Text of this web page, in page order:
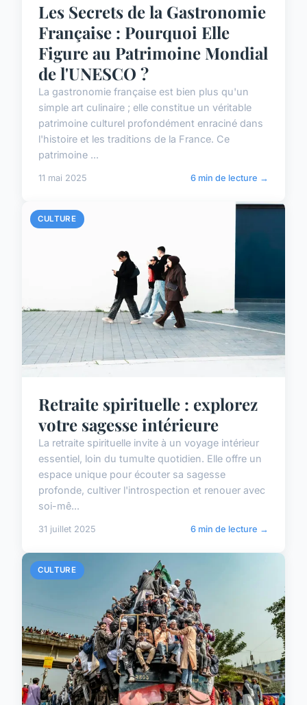
Les Secrets de la Gastronomie
Française : Pourquoi Elle
Figure au Patrimoine Mondial
de l'UNESCO ?
La gastronomie française est bien plus qu'un
simple art culinaire ; elle constitue un véritable
patrimoine culturel profondément enraciné dans
l'histoire et les traditions de la France. Ce
patrimoine ...
11 mai 2025 6 min de lecture →
CULTURE
Retraite spirituelle : explorez
votre sagesse intérieure
La retraite spirituelle invite à un voyage intérieur
essentiel, loin du tumulte quotidien. Elle offre un
espace unique pour écouter sa sagesse
profonde, cultiver l'introspection et renouer avec
soi-mê...
31 juillet 2025 6 min de lecture →
CULTURE